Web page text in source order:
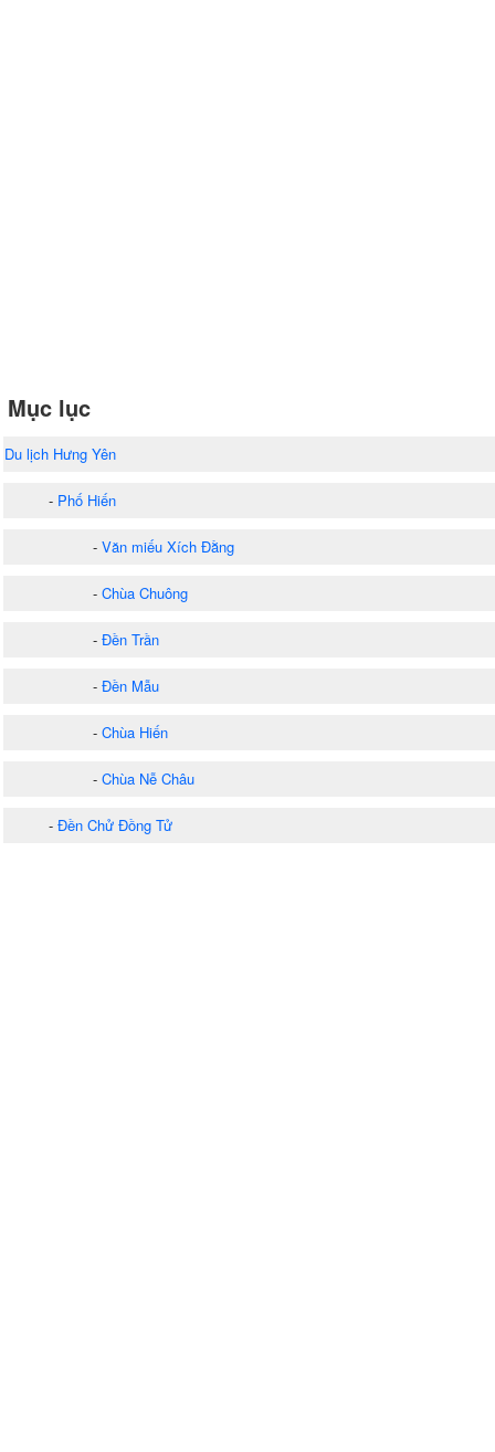
Mục lục
Du lịch Hưng Yên
- Phố Hiến
- Văn miếu Xích Đằng
- Chùa Chuông
- Đền Trần
- Đền Mẫu
- Chùa Hiến
- Chùa Nễ Châu
- Đền Chử Đồng Tử